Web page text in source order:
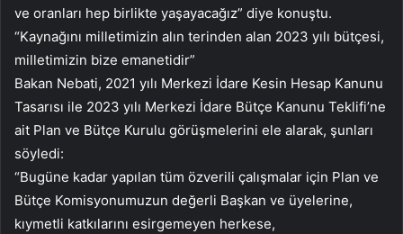
ve oranları hep birlikte yaşayacağız” diye konuştu.
“Kaynağını milletimizin alın terinden alan 2023 yılı bütçesi,
milletimizin bize emanetidir”
Bakan Nebati, 2021 yılı Merkezi İdare Kesin Hesap Kanunu
Tasarısı ile 2023 yılı Merkezi İdare Bütçe Kanunu Teklifi’ne
ait Plan ve Bütçe Kurulu görüşmelerini ele alarak, şunları
söyledi:
“Bugüne kadar yapılan tüm özverili çalışmalar için Plan ve
Bütçe Komisyonumuzun değerli Başkan ve üyelerine,
kıymetli katkılarını esirgemeyen herkese,